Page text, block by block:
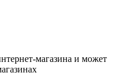
магазина и может